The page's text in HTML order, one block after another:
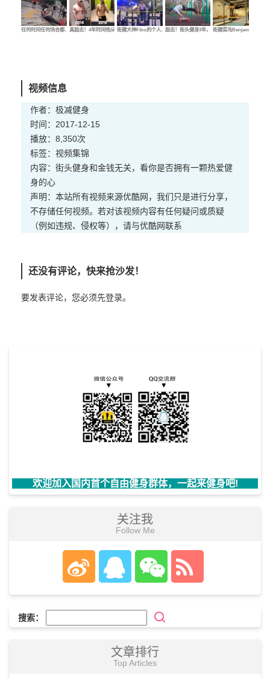
任何时间任何场合都… 真励志！4年时间他从…街健大神Fibo的个人…励志！街头健身3年，…街健菜鸟Benjamin的…
视频信息
作者：极减健身
时间：2017-12-15
播放：8,350次
标签： 视频集锦
内容：街头健身和金钱无关，看你是否拥有一颗热爱健
身的心
声明：本站所有视频来源优酷网，我们只是进行分享，
不存储任何视频。若对该视频内容有任何疑问或质疑
（例如违规、侵权等），请与优酷网联系
还没有评论，快来抢沙发！
要发表评论，您必须先登录。
欢迎加入国内首个自由健身群体，一起来健身吧!
关注我
Follow Me
搜索：
文章排行
Top Articles